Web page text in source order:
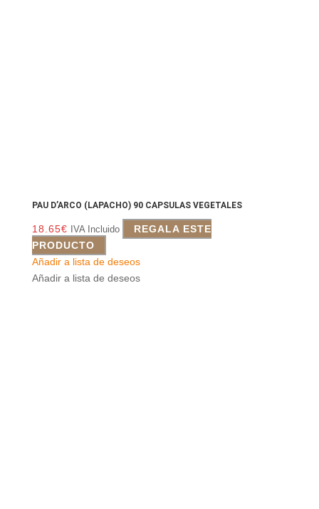
PAU D’ARCO (LAPACHO) 90 CAPSULAS VEGETALES
18.65€ IVA Incluido
REGALA ESTE
PRODUCTO
Añadir a lista de deseos
Añadir a lista de deseos